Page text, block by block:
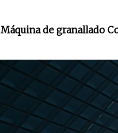
Máquina de granallado